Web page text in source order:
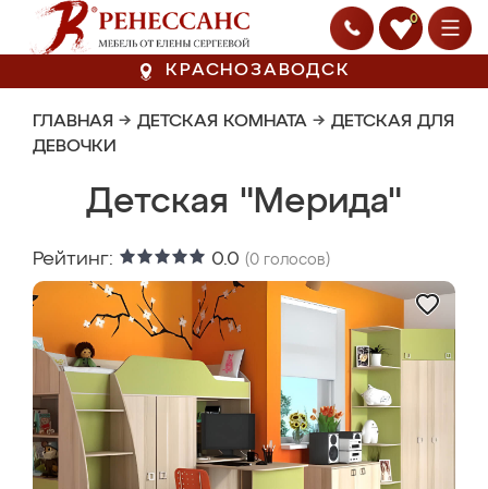
0
КРАСНОЗАВОДСК
ГЛАВНАЯ → ДЕТСКАЯ КОМНАТА → ДЕТСКАЯ ДЛЯ
ДЕВОЧКИ
Детская "Мерида"
Рейтинг: 0.0 (0 голосов)